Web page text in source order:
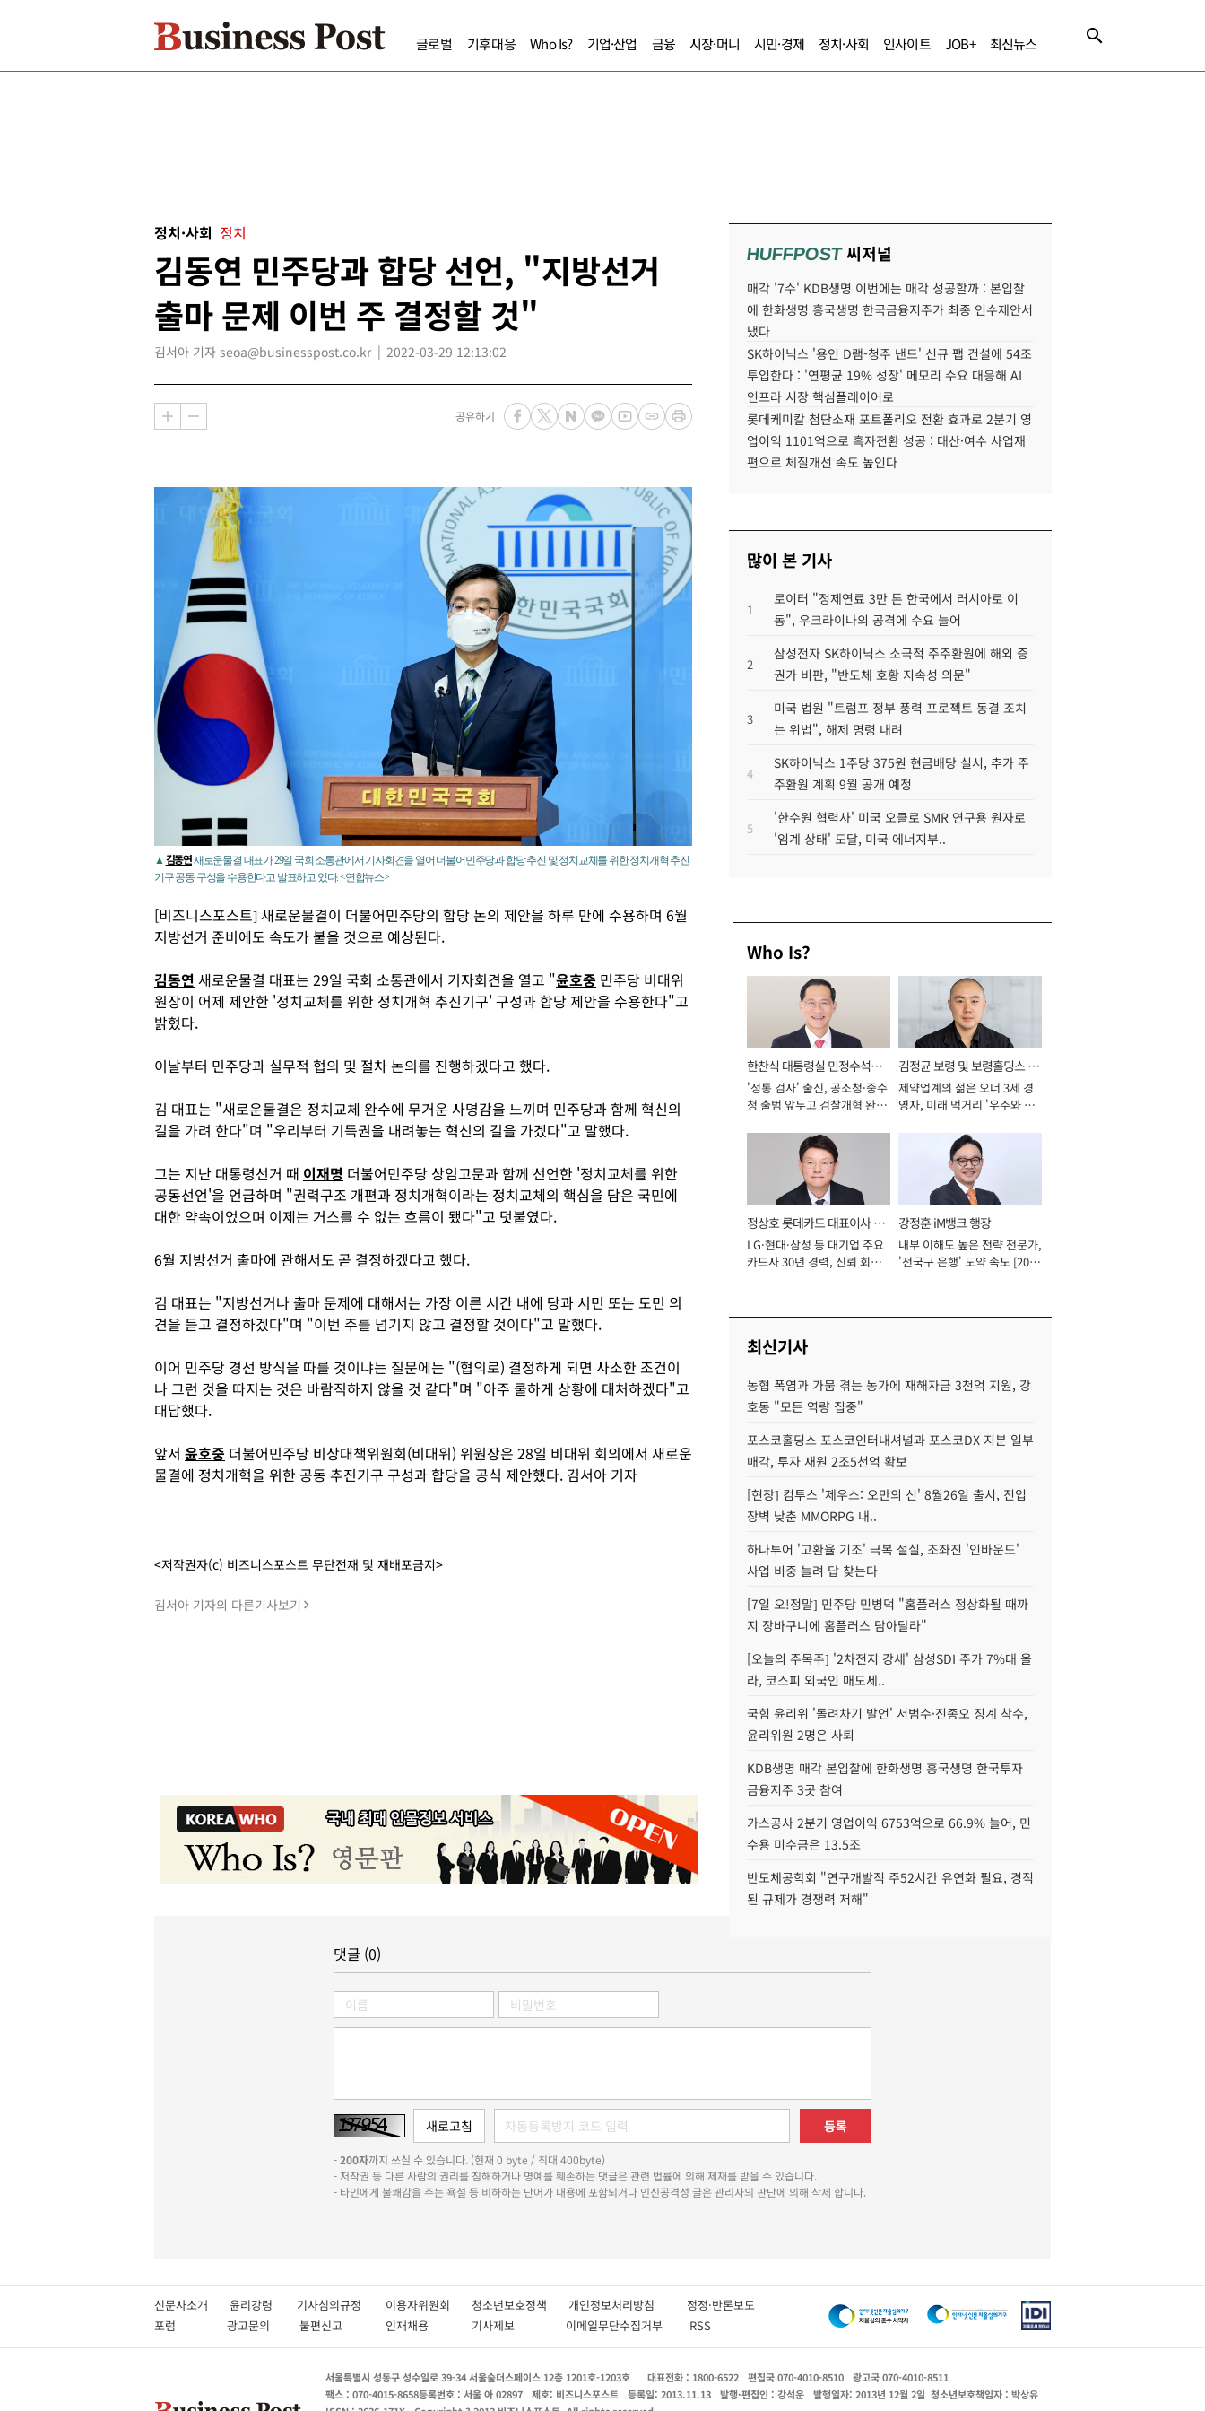
글로벌 기후대응 Who Is? 기업·산업 금융 시장·머니 시민·경제 정치·사회 인사이트 JOB+ 최신뉴스
정치·사회 정치
김동연 민주당과 합당 선언, "지방선거
출마 문제 이번 주 결정할 것"
김서아 기자 seoa@businesspost.co.kr 2022-03-29 12:13:02
공유하기
▲ 김동연새로운물결 대표가 29일 국회 소통관에서 기자회견을 열어 더불어민주당과 합당 추진 및 정치교체를 위한 정치개혁 추진
기구 공동 구성을 수용한다고 발표하고 있다. <연합뉴스>
[비즈니스포스트] 새로운물결이 더불어민주당의 합당 논의 제안을 하루 만에 수용하며 6월
지방선거 준비에도 속도가 붙을 것으로 예상된다.
김동연 새로운물결 대표는 29일 국회 소통관에서 기자회견을 열고 "윤호중 민주당 비대위
원장이 어제 제안한 '정치교체를 위한 정치개혁 추진기구' 구성과 합당 제안을 수용한다"고
밝혔다.
이날부터 민주당과 실무적 협의 및 절차 논의를 진행하겠다고 했다.
김 대표는 "새로운물결은 정치교체 완수에 무거운 사명감을 느끼며 민주당과 함께 혁신의
길을 가려 한다"며 "우리부터 기득권을 내려놓는 혁신의 길을 가겠다"고 말했다.
그는 지난 대통령선거 때 이재명 더불어민주당 상임고문과 함께 선언한 '정치교체를 위한
공동선언'을 언급하며 "권력구조 개편과 정치개혁이라는 정치교체의 핵심을 담은 국민에
대한 약속이었으며 이제는 거스를 수 없는 흐름이 됐다"고 덧붙였다.
6월 지방선거 출마에 관해서도 곧 결정하겠다고 했다.
김 대표는 "지방선거나 출마 문제에 대해서는 가장 이른 시간 내에 당과 시민 또는 도민 의
견을 듣고 결정하겠다"며 "이번 주를 넘기지 않고 결정할 것이다"고 말했다.
이어 민주당 경선 방식을 따를 것이냐는 질문에는 "(협의로) 결정하게 되면 사소한 조건이
나 그런 것을 따지는 것은 바람직하지 않을 것 같다"며 "아주 쿨하게 상황에 대처하겠다"고
대답했다.
앞서 윤호중 더불어민주당 비상대책위원회(비대위) 위원장은 28일 비대위 회의에서 새로운
물결에 정치개혁을 위한 공동 추진기구 구성과 합당을 공식 제안했다. 김서아 기자
<저작권자(c) 비즈니스포스트 무단전재 및 재배포금지>
김서아 기자의 다른기사보기
HUFFPOST씨저널
매각 '7수' KDB생명 이번에는 매각 성공할까 : 본입찰
에 한화생명 흥국생명 한국금융지주가 최종 인수제안서
냈다
SK하이닉스 '용인 D램-청주 낸드' 신규 팹 건설에 54조
투입한다 : '연평균 19% 성장' 메모리 수요 대응해 AI
인프라 시장 핵심플레이어로
롯데케미칼 첨단소재 포트폴리오 전환 효과로 2분기 영
업이익 1101억으로 흑자전환 성공 : 대산·여수 사업재
편으로 체질개선 속도 높인다
많이 본 기사
1
로이터 "정제연료 3만 톤 한국에서 러시아로 이
동", 우크라이나의 공격에 수요 늘어
2
삼성전자 SK하이닉스 소극적 주주환원에 해외 증
권가 비판, "반도체 호황 지속성 의문"
3
미국 법원 "트럼프 정부 풍력 프로젝트 동결 조치
는 위법", 해제 명령 내려
4
SK하이닉스 1주당 375원 현금배당 실시, 추가 주
주환원 계획 9월 공개 예정
5
'한수원 협력사' 미국 오클로 SMR 연구용 원자로
'임계 상태' 도달, 미국 에너지부..
Who Is?
한찬식 대통령실 민정수석비
서관
'정통 검사' 출신, 공소청·중수
청 출범 앞두고 검찰개혁 완수
김정균 보령 및 보령홀딩스 대
표이사 사장
제약업계의 젊은 오너 3세 경
영자, 미래 먹거리 '우주와 헬
정상호 롯데카드 대표이사 사
장
LG·현대·삼성 등 대기업 주요
카드사 30년 경력, 신뢰 회복
강정훈 iM뱅크 행장
내부 이해도 높은 전략 전문가,
'전국구 은행' 도약 속도 [2026
최신기사
농협 폭염과 가뭄 겪는 농가에 재해자금 3천억 지원, 강
호동 "모든 역량 집중"
포스코홀딩스 포스코인터내셔널과 포스코DX 지분 일부
매각, 투자 재원 2조5천억 확보
[현장] 컴투스 '제우스: 오만의 신' 8월26일 출시, 진입
장벽 낮춘 MMORPG 내..
하나투어 '고환율 기조' 극복 절실, 조좌진 '인바운드'
사업 비중 늘려 답 찾는다
[7일 오!정말] 민주당 민병덕 "홈플러스 정상화될 때까
지 장바구니에 홈플러스 담아달라"
[오늘의 주목주] '2차전지 강세' 삼성SDI 주가 7%대 올
라, 코스피 외국인 매도세..
국힘 윤리위 '돌려차기 발언' 서범수·진종오 징계 착수,
윤리위원 2명은 사퇴
KDB생명 매각 본입찰에 한화생명 흥국생명 한국투자
금융지주 3곳 참여
가스공사 2분기 영업이익 6753억으로 66.9% 늘어, 민
수용 미수금은 13.5조
반도체공학회 "연구개발직 주52시간 유연화 필요, 경직
된 규제가 경쟁력 저해"
댓글 (0)
등록
-200자까지 쓰실 수 있습니다. (현재 0 byte / 최대 400byte)
- 저작권 등 다른 사람의 권리를 침해하거나 명예를 훼손하는 댓글은 관련 법률에 의해 제재를 받을 수 있습니다.
- 타인에게 불쾌감을 주는 욕설 등 비하하는 단어가 내용에 포함되거나 인신공격성 글은 관리자의 판단에 의해 삭제 합니다.
신문사소개 윤리강령 기사심의규정 이용자위원회 청소년보호정책 개인정보처리방침 정정·반론보도
포럼
광고문의 불편신고 인재채용 기사제보 이메일무단수집거부 RSS
서울특별시 성동구 성수일로 39-34 서울숲더스페이스 12층 1201호-1203호 대표전화 : 1800-6522 편집국 070-4010-8510
광고국 070-4010-8511
팩스 : 070-4015-8658등록번호 : 서울 아 02897 제호: 비즈니스포스트 등록일: 2013.11.13 발행·편집인 : 강석운 발행일자: 2013년 12월 2일 청소년보호책임자 : 박상유